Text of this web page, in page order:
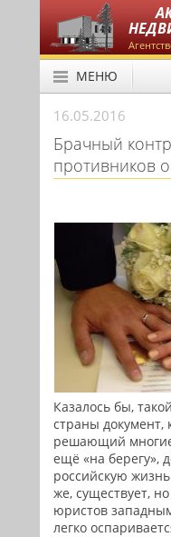
МЕНЮ
16.05.2016
Брачный
противников
Казалось бы,
страны документ,
решающий
ещё «на берегу»,
российскую
же, существует,
юристов
легко